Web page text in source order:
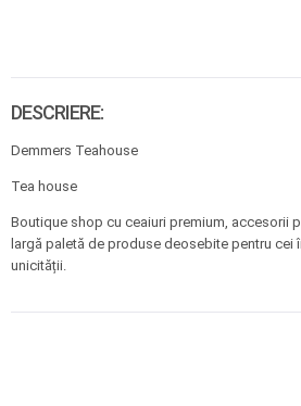
DESCRIERE:
Demmers Teahouse
Tea house
Boutique shop cu ceaiuri premium, accesorii
largă paletă de produse deosebite pentru cei
unicității.